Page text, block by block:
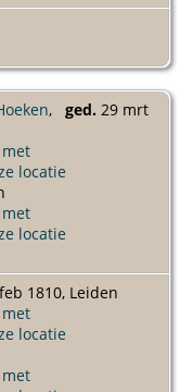
, ged. 29 mrt
1810, Leiden